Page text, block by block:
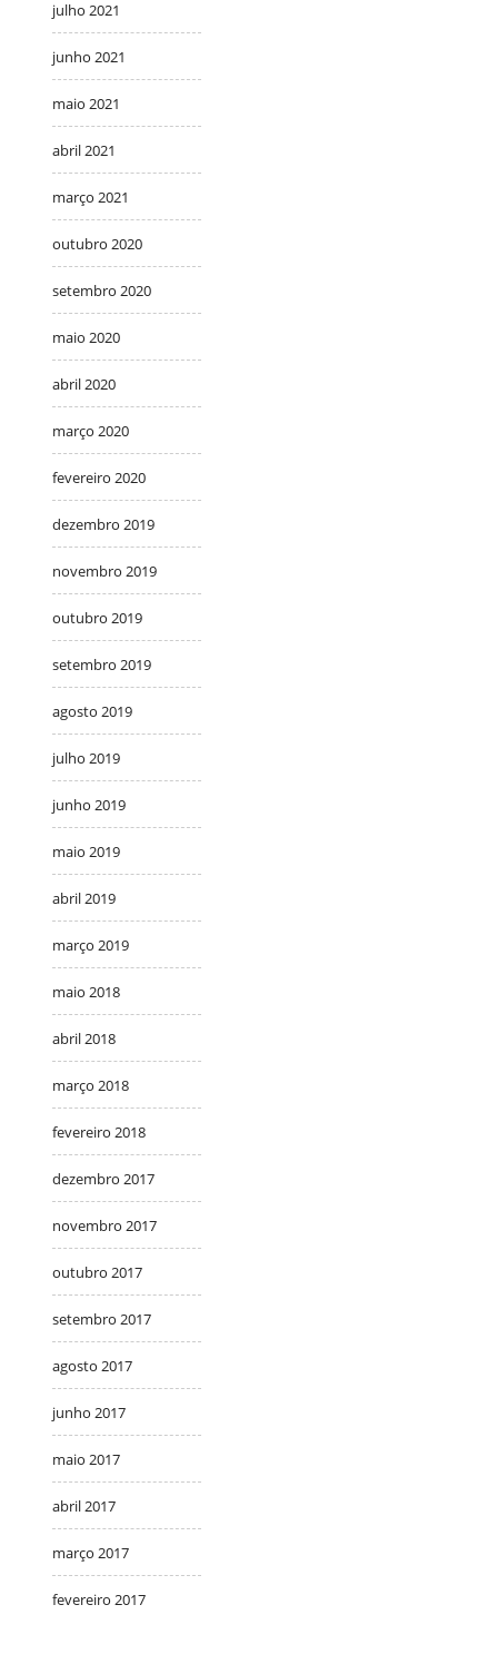
julho 2021
junho 2021
maio 2021
abril 2021
março 2021
outubro 2020
setembro 2020
maio 2020
abril 2020
março 2020
fevereiro 2020
dezembro 2019
novembro 2019
outubro 2019
setembro 2019
agosto 2019
julho 2019
junho 2019
maio 2019
abril 2019
março 2019
maio 2018
abril 2018
março 2018
fevereiro 2018
dezembro 2017
novembro 2017
outubro 2017
setembro 2017
agosto 2017
junho 2017
maio 2017
abril 2017
março 2017
fevereiro 2017